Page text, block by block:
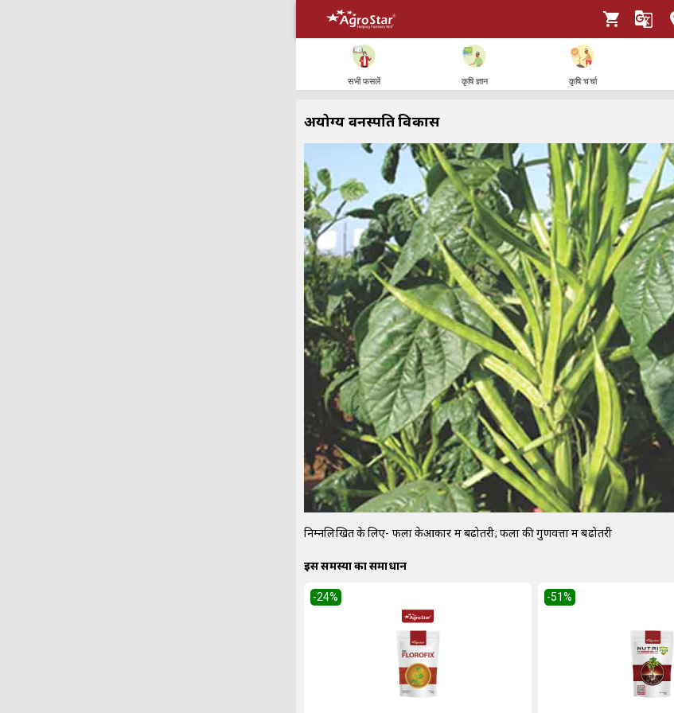
सभी फसलें कृषि ज्ञान कृषि चर्चा
अयोग्य वनस्पति विकास
निम्नलिखित के लिए- फलों केआकार में बढोतरी; फलों की गुणवत्ता में बढोतरी
इस समस्या का समाधान
-24% -51%